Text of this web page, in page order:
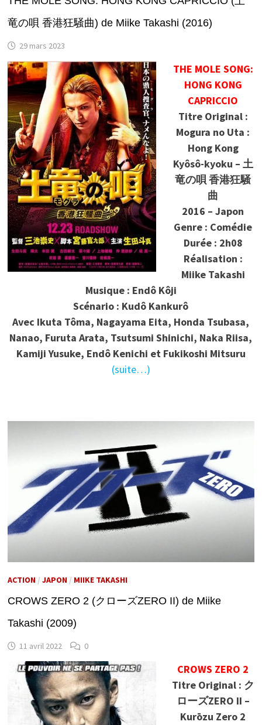
竜の唄 香港狂騒曲) de Miike Takashi (2016)
29 mars 2023
THE MOLE SONG:
HONG KONG
CAPRICCIO
Titre Original :
Mogura no Uta :
Hong Kong
Kyôsô-kyoku – 土
竜の唄 香港狂騒
曲
2016 – Japon
Genre : Comédie
Durée : 2h08
Réalisation :
Miike Takashi
Musique : Endô Kôji
Scénario : Kudô Kankurô
Avec Ikuta Tôma, Nagayama Eita, Honda Tsubasa,
Nanao, Furuta Arata, Tsutsumi Shinichi, Naka Riisa,
Kamiji Yusuke, Endô Kenichi et Fukikoshi Mitsuru
(suite…)
ACTION/ JAPON/ MIIKE TAKASHI
CROWS ZERO 2 (クローズZERO II) de Miike
Takashi (2009)
11 avril 2022 0
CROWS ZERO 2
Titre Original : ク
ローズZERO II –
Kurōzu Zero 2